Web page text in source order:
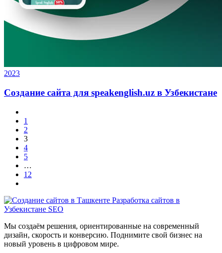
2023
Создание сайта для speakenglish.uz в Узбекистане
1
2
3
4
5
…
12
Мы создаём решения, ориентированные на современный
дизайн, скорость и конверсию. Поднимите свой бизнес на
новый уровень в цифровом мире.